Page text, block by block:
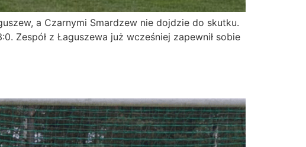
a Czarnymi Smardzew nie dojdzie do skutku.
Zespół z Łaguszewa już wcześniej zapewnił sobie